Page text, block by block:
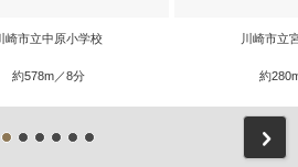
崎市立中原小学校
約578m／8分
川崎市立
約